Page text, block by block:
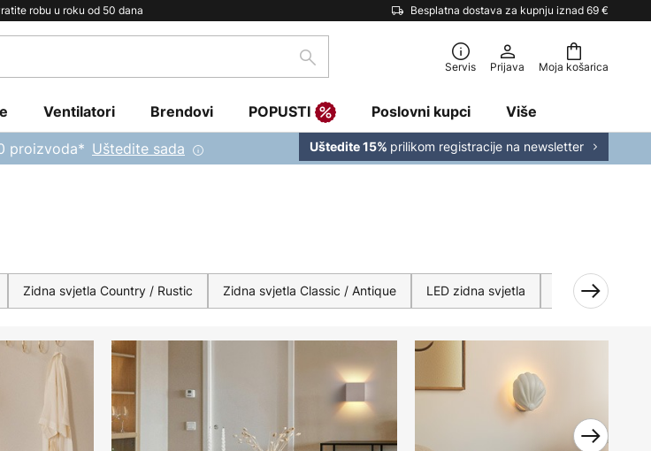
robu u roku od 50 dana Besplatna dostava za kupnju iznad 69 €
Moja košarica
traži Servis Prijava
Ventilatori Brendovi POPUSTI Poslovni kupci Više
proizvoda* Uštedite sada Uštedite 15% prilikom registracije na newsletter
Zidna svjetla Country / Rustic Zidna svjetla Classic / Antique LED zidna svjetla Zidna svjetla